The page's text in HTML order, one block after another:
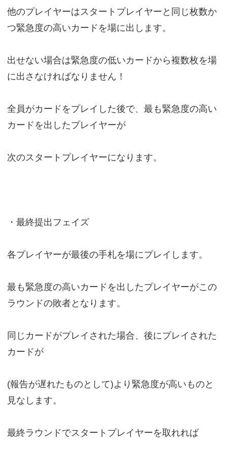
他のプレイヤーはスタートプレイヤーと同じ枚数か
つ緊急度の高いカードを場に出します。
出せない場合は緊急度の低いカードから複数枚を場
に出さなければなりません！
全員がカードをプレイした後で、最も緊急度の高い
カードを出したプレイヤーが
次のスタートプレイヤーになります。
・最終提出フェイズ
各プレイヤーが最後の手札を場にプレイします。
最も緊急度の高いカードを出したプレイヤーがこの
ラウンドの敗者となります。
同じカードがプレイされた場合、後にプレイされた
カードが
(報告が遅れたものとして)より緊急度が高いものと
見なします。
最終ラウンドでスタートプレイヤーを取れれば